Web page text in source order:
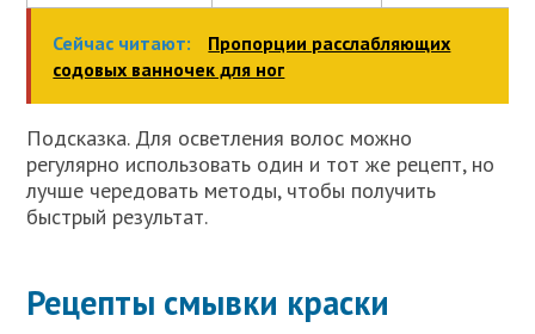
Сейчас читают:
Пропорции расслабляющих
содовых ванночек для ног
Подсказка. Для осветления волос можно
регулярно использовать один и тот же рецепт, но
лучше чередовать методы, чтобы получить
быстрый результат.
Рецепты смывки краски